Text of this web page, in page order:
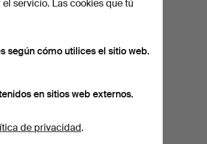
servicio. Las cookies que tú
según cómo utilices el sitio web.
en sitios web externos.
de privacidad.